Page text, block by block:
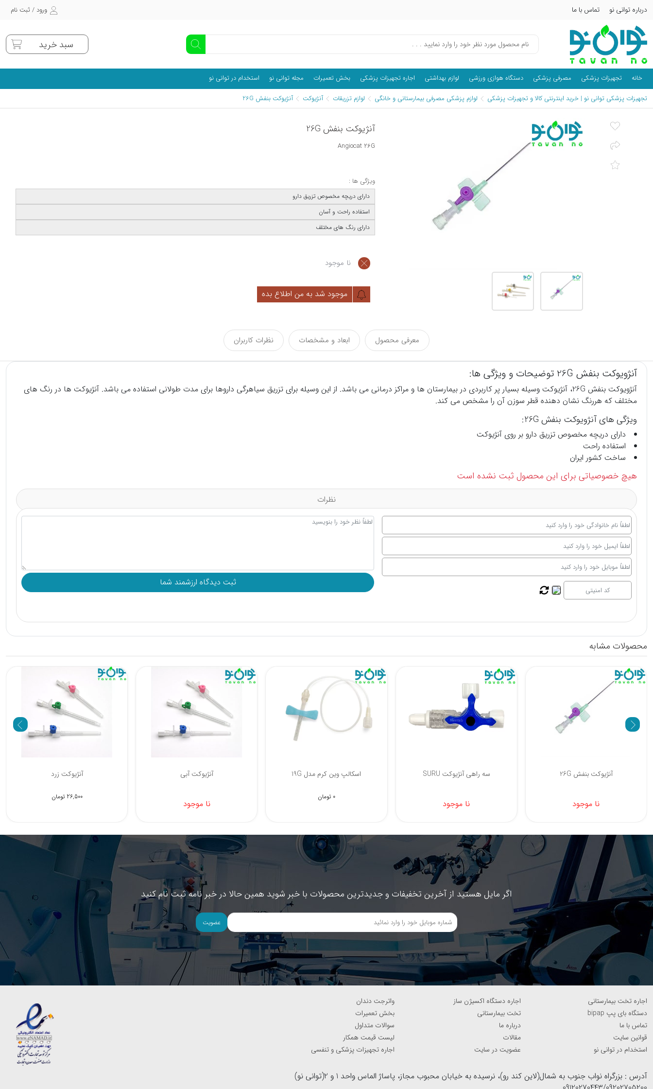
درباره توانی نو تماس با ما ورود / ثبت نام
سبد خرید
خانه تجهیزات پزشکی مصرفی پزشکی دستگاه هوازی ورزشی لوازم بهداشتی اجاره تجهیزات پزشکی بخش تعمیرات مجله توانی نو
استخدام در توانی نو
تجهیزات پزشکی توانی نو | خرید اینترنتی کالا و تجهیزات پزشکی
لوازم پزشکی مصرفی بیمارستانی و خانگی لوازم تزریقات آنژیوکت آنژیوکت بنفش 26G
آنژیوکت بنفش 26G
Angiocat 26G
ویژگی ها :
دارای دریچه مخصوص تزریق دارو
استفاده راحت و آسان
دارای رنگ های مختلف
نا موجود
موجود شد به من اطلاع بده
معرفی محصول ابعاد و مشخصات نظرات کاربران
آنژویوکت بنفش 26G توضیحات و ویژگی ها:
آنژویوکت بنفش 26G، آنژیوکت وسیله بسیار پر کاربردی در بیمارستان ها و مراکز درمانی می باشد. از این وسیله برای تزریق سیاهرگی داروها برای مدت طولانی استفاده می باشد. آنژیوکت ها در رنگ های
مختلف که هررنگ نشان دهنده قطر سوزن آن را مشخص می کند.
ویژگی های آنژویوکت بنفش 26G:
دارای دریچه مخصوص تزریق دارو بر روی آنژیوکت
استفاده راحت
ساخت کشور ایران
هیچ خصوصیاتی برای این محصول ثبت نشده است
نظرات
محصولات مشابه
آنژیوکت آبی
نا موجود
اسکالپ وین کرم مدل 19G سه راهی آنژیوکت SURU
نا موجود
آنژیوکت بنفش 26G
نا موجود
آنژیوکت زرد
اگر مایل هستید از آخرین تخفیفات و جدیدترین محصولات با خبر شوید همین حالا در خبر نامه ثبت نام کنید
عضویت
اجاره تخت بیمارستانی اجاره دستگاه اکسیژن ساز
واترجت دندان
دستگاه بای پپ bipap
تخت بیمارستانی
بخش تعمیرات
تماس با ما
درباره ما
سوالات متداول
قوانین سایت
مقالات
لیست قیمت همکار
استخدام در توانی نو
عضویت در سایت اجاره تجهیزات پزشکی و تنفسی
آدرس : بزرگراه نواب جنوب به شمال(لاین کند رو)، نرسیده به خیابان محبوب مجاز، پاساژ الماس واحد 1 و 2(توانی نو)